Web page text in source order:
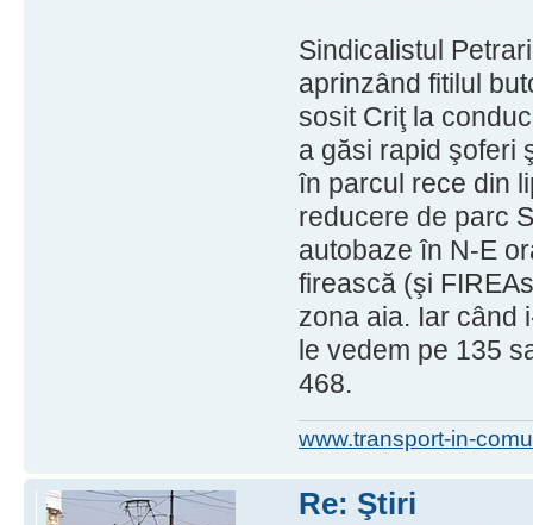
Sindicalistul
aprinzând fitilul
sosit Criţ la
a găsi rapid şoferi
în parcul rece din
reducere de parc
autobaze în N-E
firească (şi
zona aia. Iar când
le vedem pe 135
468.
www.transport-in-
Re: Ştiri